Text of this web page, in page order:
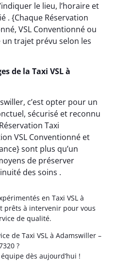
le lieu, l’horaire et
. {Chaque Réservation
VSL Conventionné ou
trajet prévu selon les
de la Taxi VSL à
c’est opter pour un
sécurisé et reconnu
Taxi
VSL Conventionné et
sont plus qu’un
de préserver
des soins .
en Taxi VSL à
prêts à intervenir pour vous
de qualité.
de Taxi VSL à Adamswiller –
?
dès aujourd’hui !